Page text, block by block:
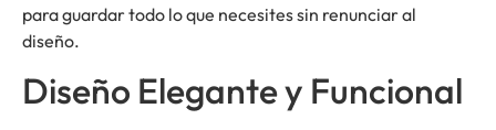
para guardar todo lo que necesites sin renunciar al
diseño.
Diseño Elegante y Funcional